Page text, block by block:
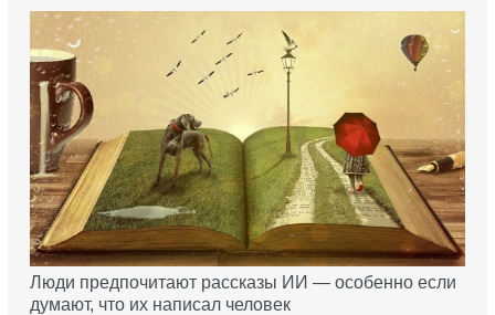
Люди предпочитают рассказы ИИ — особенно если
думают, что их написал человек